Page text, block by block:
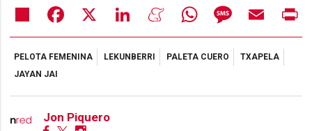
Share Facebook LinkedIn MeneameWhatsAppMessageEmail
PELOTA FEMENINA LEKUNBERRI PALETA CUERO
TXAPELA
JAYAN JAI
Jon Piquero